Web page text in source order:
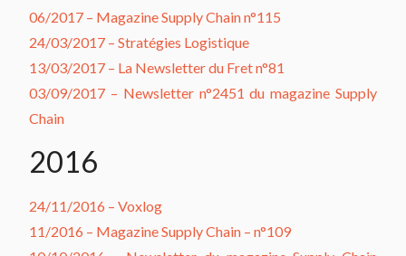
06/2017 – Magazine Supply Chain n°115
24/03/2017 – Stratégies Logistique
13/03/2017 – La Newsletter du Fret n°81
03/09/2017 – Newsletter n°2451 du magazine Supply
Chain
2016
24/11/2016 – Voxlog
11/2016 – Magazine Supply Chain – n°109